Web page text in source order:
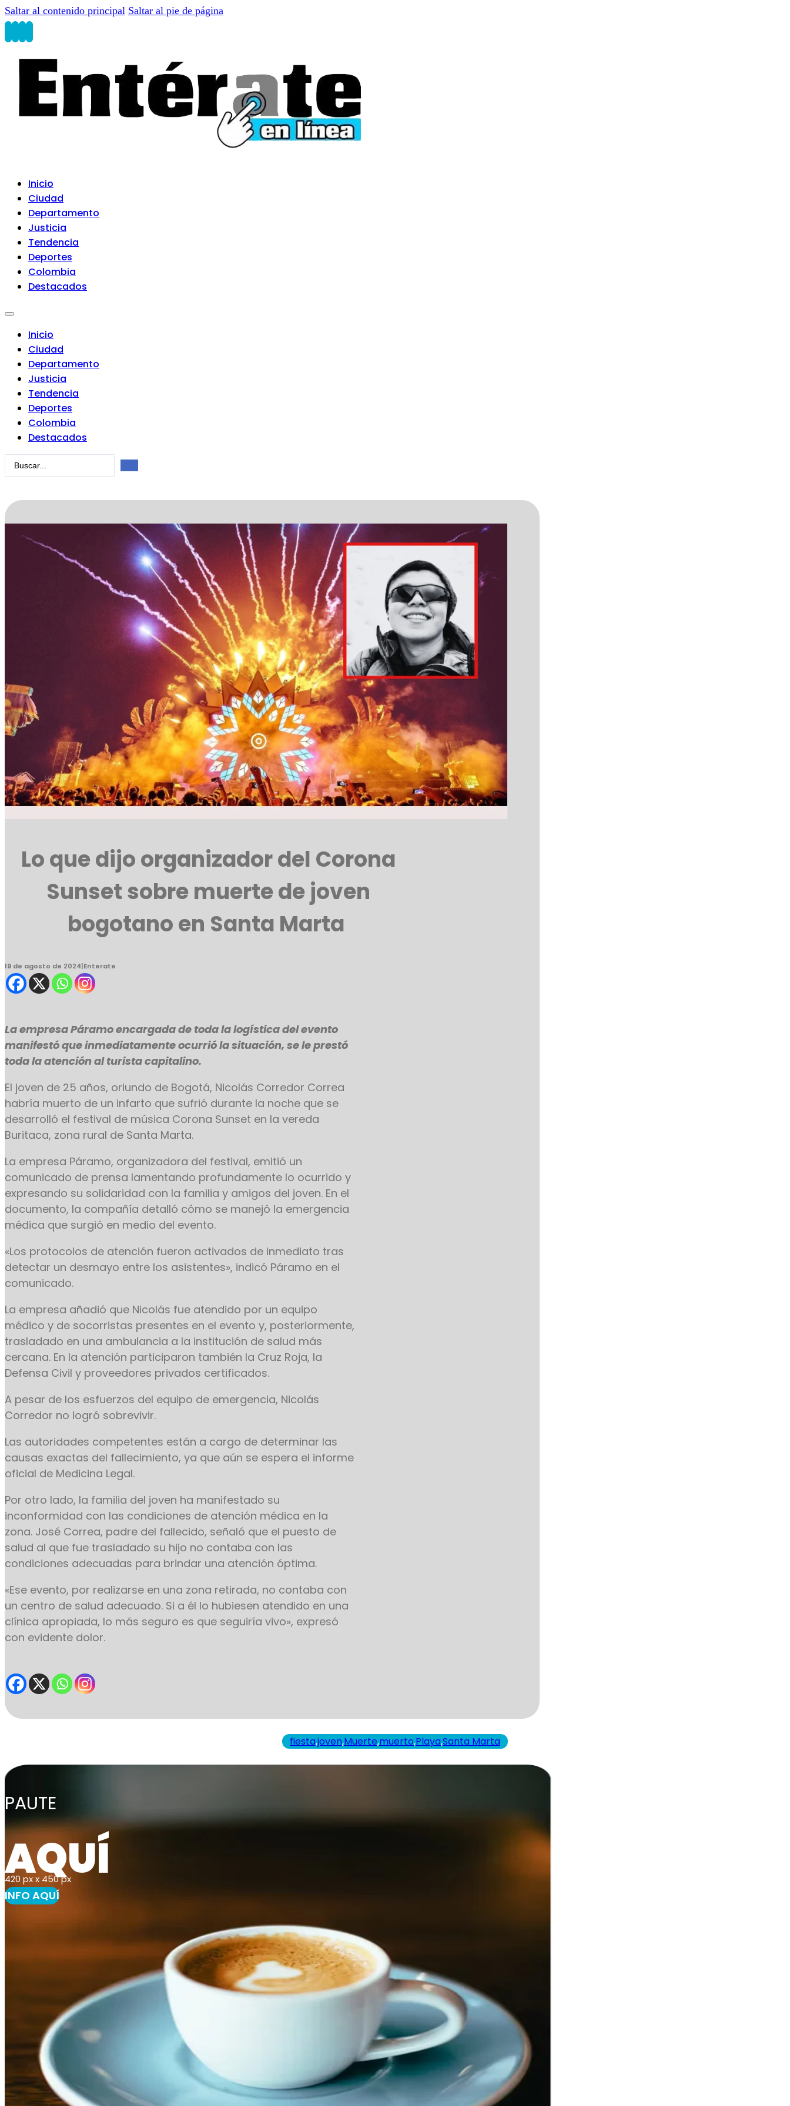
Saltar al contenido principal Saltar al pie de página
Inicio
Ciudad
Departamento
Justicia
Tendencia
Deportes
Colombia
Destacados
Inicio
Ciudad
Departamento
Justicia
Tendencia
Deportes
Colombia
Destacados
Search
Lo que dijo organizador del Corona
Sunset sobre muerte de joven
bogotano en Santa Marta
19 de agosto de 2024|Enterate
La empresa Páramo encargada de toda la logística del evento
manifestó que inmediatamente ocurrió la situación, se le prestó
toda la atención al turista capitalino.
El joven de 25 años, oriundo de Bogotá, Nicolás Corredor Correa
habría muerto de un infarto que sufrió durante la noche que se
desarrolló el festival de música Corona Sunset en la vereda
Buritaca, zona rural de Santa Marta.
La empresa Páramo, organizadora del festival, emitió un
comunicado de prensa lamentando profundamente lo ocurrido y
expresando su solidaridad con la familia y amigos del joven. En el
documento, la compañía detalló cómo se manejó la emergencia
médica que surgió en medio del evento.
«Los protocolos de atención fueron activados de inmediato tras
detectar un desmayo entre los asistentes», indicó Páramo en el
comunicado.
La empresa añadió que Nicolás fue atendido por un equipo
médico y de socorristas presentes en el evento y, posteriormente,
trasladado en una ambulancia a la institución de salud más
cercana. En la atención participaron también la Cruz Roja, la
Defensa Civil y proveedores privados certificados.
A pesar de los esfuerzos del equipo de emergencia, Nicolás
Corredor no logró sobrevivir.
Las autoridades competentes están a cargo de determinar las
causas exactas del fallecimiento, ya que aún se espera el informe
oficial de Medicina Legal.
Por otro lado, la familia del joven ha manifestado su
inconformidad con las condiciones de atención médica en la
zona. José Correa, padre del fallecido, señaló que el puesto de
salud al que fue trasladado su hijo no contaba con las
condiciones adecuadas para brindar una atención óptima.
«Ese evento, por realizarse en una zona retirada, no contaba con
un centro de salud adecuado. Si a él lo hubiesen atendido en una
clínica apropiada, lo más seguro es que seguiría vivo», expresó
con evidente dolor.
fiesta,joven,Muerte,muerto,Playa,Santa Marta
PAUTE
AQUÍ
420 px x 450 px
INFO AQUÍ